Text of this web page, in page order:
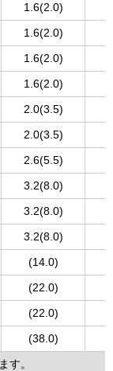
1.6(2.0)
1.6(2.0)
1.6(2.0)
1.6(2.0)
2.0(3.5)
2.0(3.5)
2.6(5.5)
3.2(8.0)
3.2(8.0)
3.2(8.0)
(14.0)
(22.0)
(22.0)
(38.0)
す。